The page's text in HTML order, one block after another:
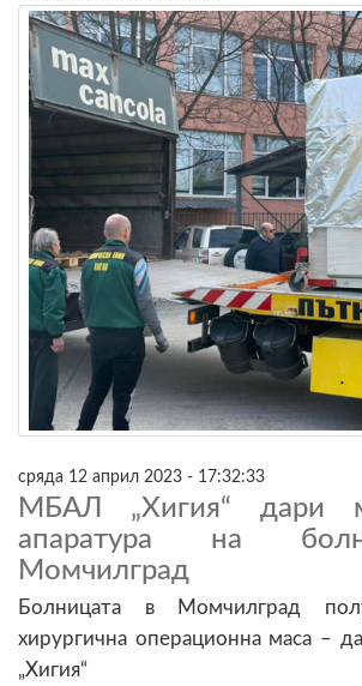
сряда 12 април 2023 - 17:32:33
МБАЛ „Хигия“ дари
апаратура на
Момчилград
Болницата в Момчилград
хирургична операционна маса –
„Хигия“